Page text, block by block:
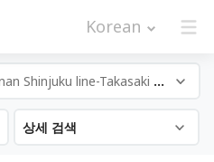
Korean
Shinjuku line-Takasaki T...
상세 검색